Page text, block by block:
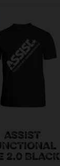
ASSIST
2.0 BLACK